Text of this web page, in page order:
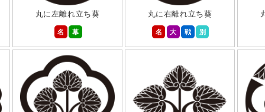
丸に左離れ立ち葵
名
幕
丸に右離れ立ち葵
名
大 戦 別